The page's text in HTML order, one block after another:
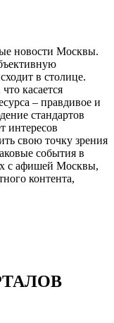
новости Москвы.
в столице.
касается
– правдивое и
стандартов
интересов
свою точку зрения
события в
с афишей Москвы,
контента,